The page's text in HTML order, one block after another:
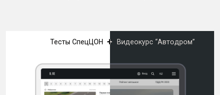
Тесты СпецЦОН + Видеокурс “Автодром”